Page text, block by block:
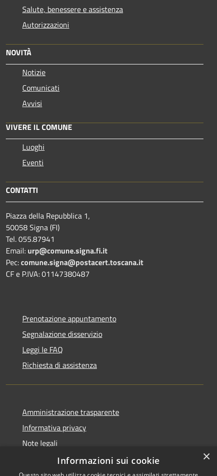
Salute, benessere e assistenza
Autorizzazioni
NOVITÀ
Notizie
Comunicati
Avvisi
VIVERE IL COMUNE
Luoghi
Eventi
CONTATTI
Piazza della Repubblica 1,
50058 Signa (FI)
Tel. 055.87941
Email: urp@comune.signa.fi.it
Pec:comune.signa@postacert.toscana.it
CF e P.IVA: 01147380487
Prenotazione appuntamento
Segnalazione disservizio
Leggi le FAQ
Richiesta di assistenza
Amministrazione trasparente
Informativa privacy
Note legali
Dichiarazione di accessibilità
×
Informazioni sui cookie